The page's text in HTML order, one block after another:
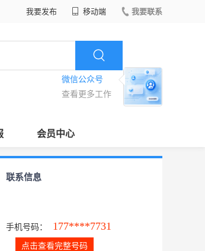
我要发布 移动端 我要联系
微信公众号
查看更多工作
会员中心
联系信息
手机号码： 177****7731
点击查看完整号码